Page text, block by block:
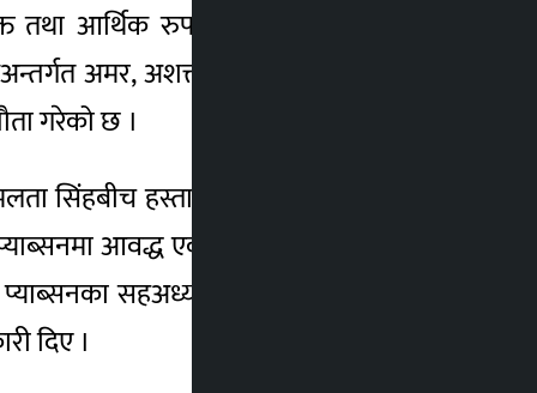
आर्थिक रुपले विपन्न प्रहरी कर्मचारीका
अमर, अशक्त तथा आर्थिक रुपले विपन्न
गरेको छ ।
सिंहबीच हस्ताक्षर भएको छ । एन प्याब्सन
आवद्ध एक विद्यालयले एक अमर तथा
सहअध्यक्ष न्यौपानेले आर्थिक रुपमा
दिए ।